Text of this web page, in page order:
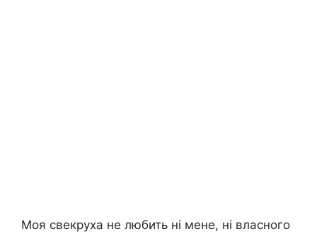
Моя свекруха не любить ні мене, ні власного